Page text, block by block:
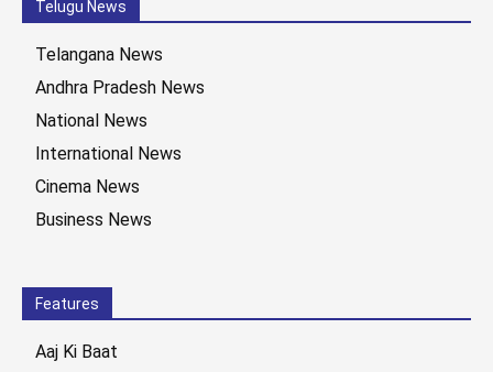
Telugu News
Telangana News
Andhra Pradesh News
National News
International News
Cinema News
Business News
Features
Aaj Ki Baat